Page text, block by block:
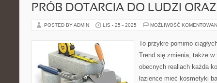
PRÓB DOTARCIA DO LUDZI ORAZ
POSTED BY ADMIN LIS - 25 - 2025 MOŻLIWOŚĆ
To przykre pomimo
Trend się zmienia, także
obecnych realiach każda
łazience mieć kosmetyki